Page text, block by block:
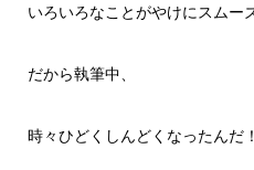
いろいろなことがやけにスムー
だから執筆中、
時々ひどくしんどくなったんだ！